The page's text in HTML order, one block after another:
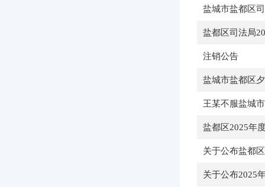
盐城市盐都区
盐都区司法局
注销公告
盐城市盐都区
王某不服盐城
盐都区2025年
关于公布盐都
关于公布2025